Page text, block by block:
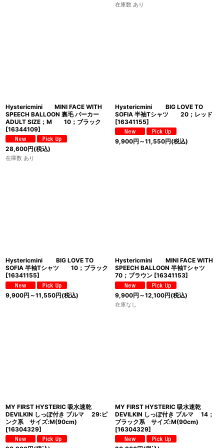
在庫数 あり
Hystericmini MINI FACE WITH
SPEECH BALLOON 裏毛 パーカー
ADULT SIZE；M 10；ブラック
[16344109]
28,600円(税込)
在庫数 あり
Hystericmini BIG LOVE TO
SOFIA 半袖Tシャツ 20；レッド
[16341155]
9,900円 ～11,550円(税込)
Hystericmini BIG LOVE TO
SOFIA 半袖Tシャツ 10；ブラック
[16341155]
9,900円 ～11,550円(税込)
Hystericmini MINI FACE WITH
SPEECH BALLOON 半袖Tシャツ
70；ブラウン [16341153]
9,900円 ～12,100円(税込)
在庫なし
MY FIRST HYSTERIC 吸水速乾
DEVILKIN しっぽ付き ブルマ 29:ピ
ンク系 サイズ:M(90cm)
[16304329]
MY FIRST HYSTERIC 吸水速乾
DEVILKIN しっぽ付き ブルマ 14；
ブラック系 サイズ:M(90cm)
[16304329]